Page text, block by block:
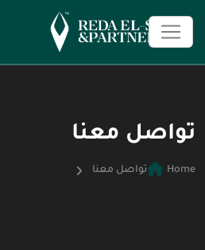
تواصل معنا
Home تواصل معنا